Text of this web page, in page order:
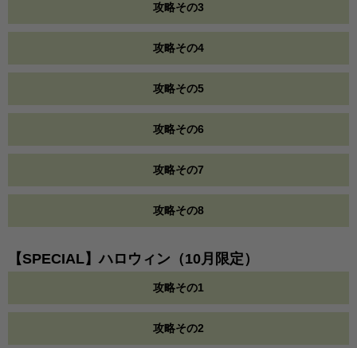
攻略その3
攻略その4
攻略その5
攻略その6
攻略その7
攻略その8
【SPECIAL】ハロウィン（10月限定）
攻略その1
攻略その2